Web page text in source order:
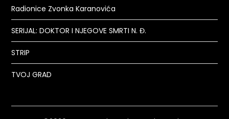
Radionice Zvonka Karanovića
SERIJAL: DOKTOR I NJEGOVE SMRTI N. Đ.
STRIP
TVOJ GRAD